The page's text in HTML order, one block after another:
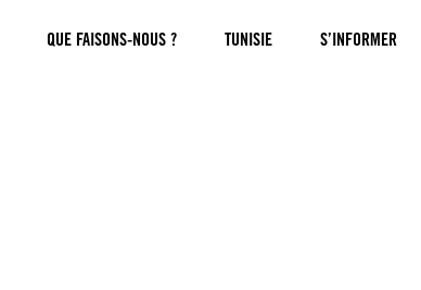
QUE FAISONS-NOUS ? TUNISIE S’INFORMER